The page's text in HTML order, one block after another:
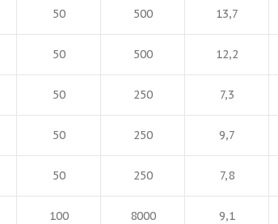
50 500 13,7
50 500 12,2
50 250 7,3
50 250 9,7
50 250 7,8
100 8000 9,1